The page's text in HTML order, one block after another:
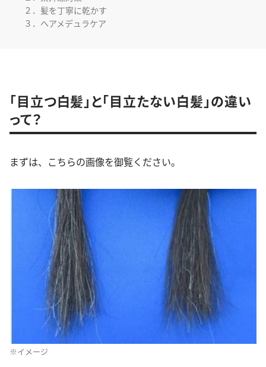
２．髪を丁寧に乾かす
３．ヘアメデュラケア
「目立つ白髪」と「目立たない白髪」の違い
って？
まずは、こちらの画像を御覧ください。
※イメージ